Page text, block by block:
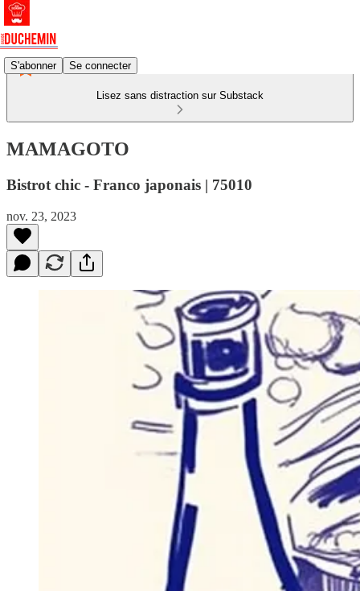
S'abonner Se connecter
Lisez sans distraction sur Substack
MAMAGOTO
Bistrot chic - Franco japonais | 75010
nov. 23, 2023